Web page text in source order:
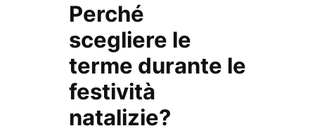
Perché
scegliere le
terme durante le
festività
natalizie?